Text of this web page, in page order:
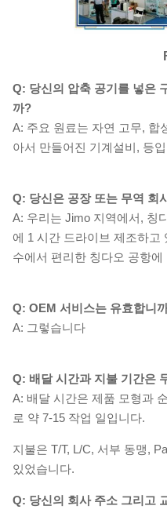
Q: 당신의 압축 공기를 넣은
까?
A: 주요 원료는 자연 고무, 합
아서 만들어진 기계설비, 등
Q: 당신은 공장 또는 무역 회
A: 우리는 Jimo 지역에서, 칭
에 1 시간 드라이브 제조하고
수에서 편리한 칭다오 공항에
Q: OEM 서비스는 유효합니
A: 그렇습니다
Q: 배달 시간과 지불 기간은
A: 배달 시간은 제품 모형과
로 약 7-15 작업 일입니다.
지불은 T/T, L/C, 서부 동맹,
있었습니다.
Q: 당신의 회사 주소 그리고